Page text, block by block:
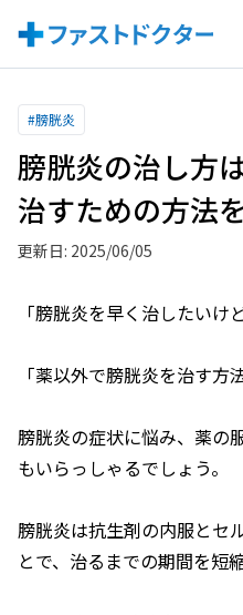
#膀胱炎
膀胱炎の治し方
治すための方法
更新日: 2025/06/05
「膀胱炎を早く治したいけ
「薬以外で膀胱炎を治す方
膀胱炎の症状に悩み、薬の
もいらっしゃるでしょう。
膀胱炎は抗生剤の内服とセ
とで、治るまでの期間を短